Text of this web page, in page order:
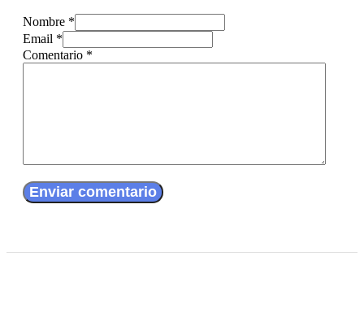
Nombre *
Email *
Comentario *